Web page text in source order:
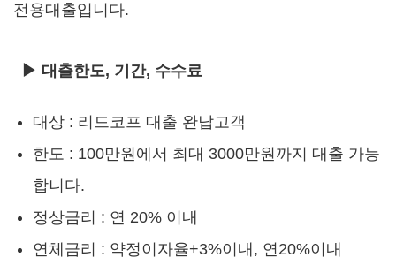
전용대출입니다.
▶ 대출한도, 기간, 수수료
대상 : 리드코프 대출 완납고객
한도 : 100만원에서 최대 3000만원까지 대출 가능
합니다.
정상금리 : 연 20% 이내
연체금리 : 약정이자율+3%이내, 연20%이내